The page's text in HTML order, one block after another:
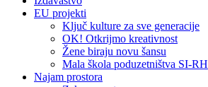
EU projekti
Ključ kulture za sve generacije
OK! Otkrijmo kreativnost
Žene biraju novu šansu
Mala škola poduzetništva SI-RH
Najam prostora